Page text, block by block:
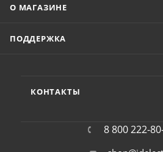
О МАГАЗИНЕ
ПОДДЕРЖКА
КОНТАКТЫ
8 800 222-